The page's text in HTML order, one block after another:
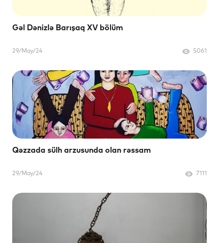
Gəl Dənizlə Barışaq XV bölüm
29/May/24 5061
Qəzzada sülh arzusunda olan rəssam
29/May/24 7111